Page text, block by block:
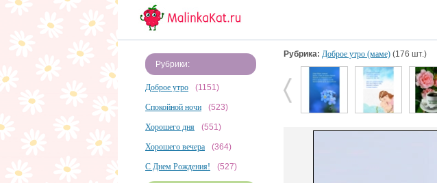
Рубрики:
Доброе утро (1151)
Спокойной ночи (523)
Хорошего дня (551)
Хорошего вечера (364)
С Днем Рождения! (527)
Рубрика: Доброе утро (маме) (176 шт.)